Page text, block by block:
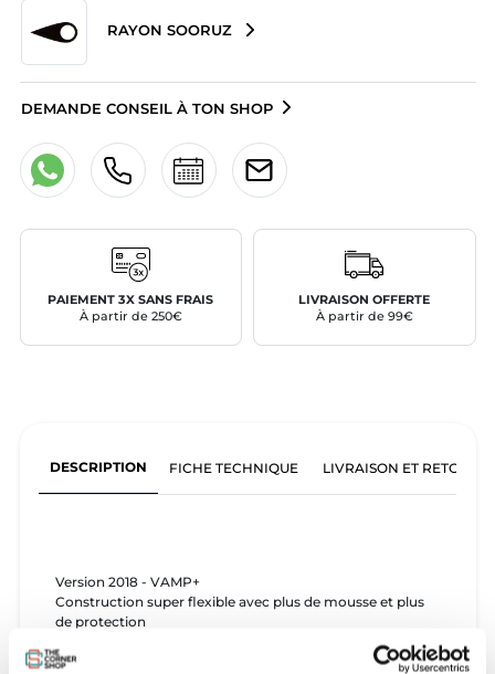
RAYON SOORUZ
DEMANDE CONSEIL À TON SHOP
PAIEMENT 3X SANS FRAIS
À partir de 250€
LIVRAISON OFFERTE
À partir de 99€
DESCRIPTION FICHE TECHNIQUE LIVRAISON ET RETOURS
Version 2018 - VAMP+
Construction super flexible avec plus de mousse et plus
de protection
Impact vest zippée ultra-flexible grâce à la répartition des
mousses en "BULLETPROOF System"